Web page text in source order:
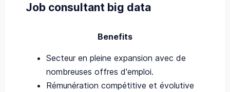
Job consultant big data
Benefits
Secteur en pleine expansion avec de
nombreuses offres d'emploi.
Rémunération compétitive et évolutive